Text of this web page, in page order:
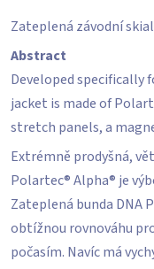
z
hvězdiček.
Zateplená závodní
Abstract
Developed
jacket is made of
stretch panels, a
Extrémně prodyšná,
Polartec® Alpha® je
Zateplená bunda DNA
obtížnou rovnováhu
počasím. Navíc má